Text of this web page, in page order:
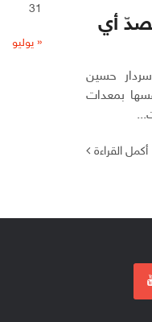
أي
سردار حسين
بمعدات
أكمل القراءة
31
« يوليو